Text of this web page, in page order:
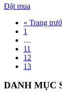
Đặt mua
« Trang
1
…
11
12
13
DANH MỤC